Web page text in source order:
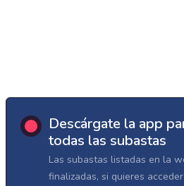
Descárgate la app
todas las subastas
Las subastas listadas en la
finalizadas, si quieres